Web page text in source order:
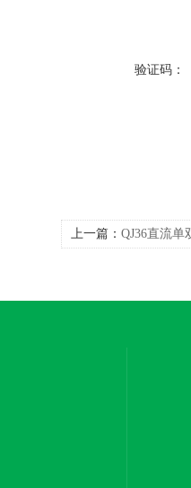
验证码：
上一篇： QJ36直流单